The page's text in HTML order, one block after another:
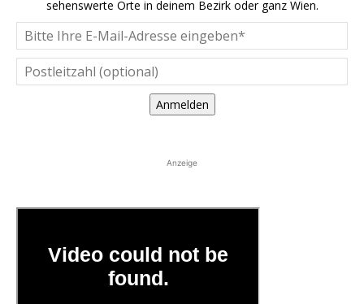
sehenswerte Orte in deinem Bezirk oder ganz Wien.
Anmelden
Anzeige